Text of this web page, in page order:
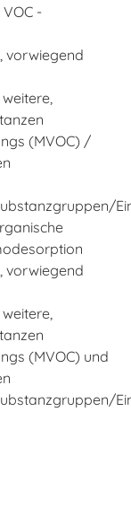
-
vorwiegend
(MVOC) /
vorwiegend
(MVOC) und